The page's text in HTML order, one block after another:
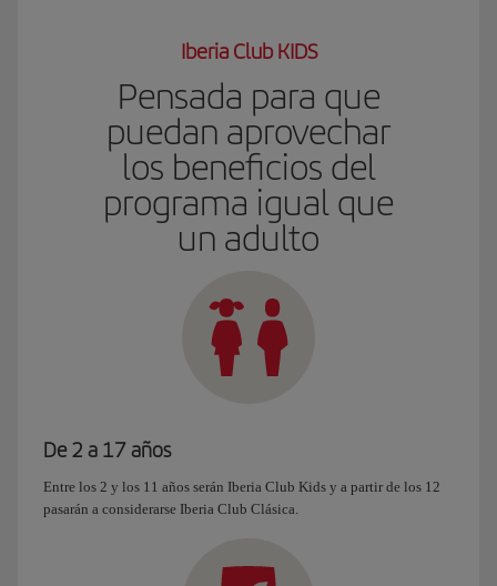
Iberia Club KIDS
Pensada para que
puedan aprovechar
los beneficios del
programa igual que
un adulto
De 2 a 17 años
Entre los 2 y los 11 años serán Iberia Club Kids y a partir de los 12
pasarán a considerarse Iberia Club Clásica.